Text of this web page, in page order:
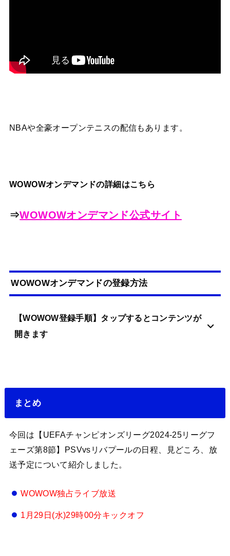
NBAや全豪オープンテニスの配信もあります。
WOWOWオンデマンドの詳細はこちら
⇒WOWOWオンデマンド公式サイト
WOWOWオンデマンドの登録方法
【WOWOW登録手順】タップするとコンテンツが
開きます
まとめ
今回は【UEFAチャンピオンズリーグ2024-25リーグフ
ェーズ第8節】PSVvsリバプールの日程、見どころ、放
送予定について紹介しました。
WOWOW独占ライブ放送
1月29日(水)29時00分キックオフ